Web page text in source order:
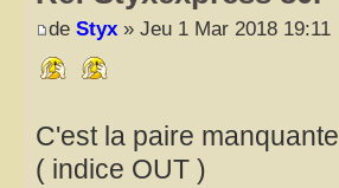
de Styx » Jeu 1 Mar 2018 19:11
C'est la paire manquante
( indice OUT )